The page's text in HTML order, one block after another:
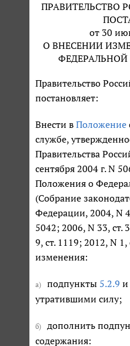
ПРАВИТЕЛЬСТВО
от 30
О ВНЕСЕНИИ
Правительство
постановляет:
Внести в Положение
службе,
Правительства
сентября 2004 г. N
Положения о
(Собрание
Федерации, 2004, N
5042; 2006, N 33, ст.
9, ст. 1119; 2012, N
изменения:
а) подпункты 5.2.9 и
утратившими силу;
б)
дополнить
содержания: